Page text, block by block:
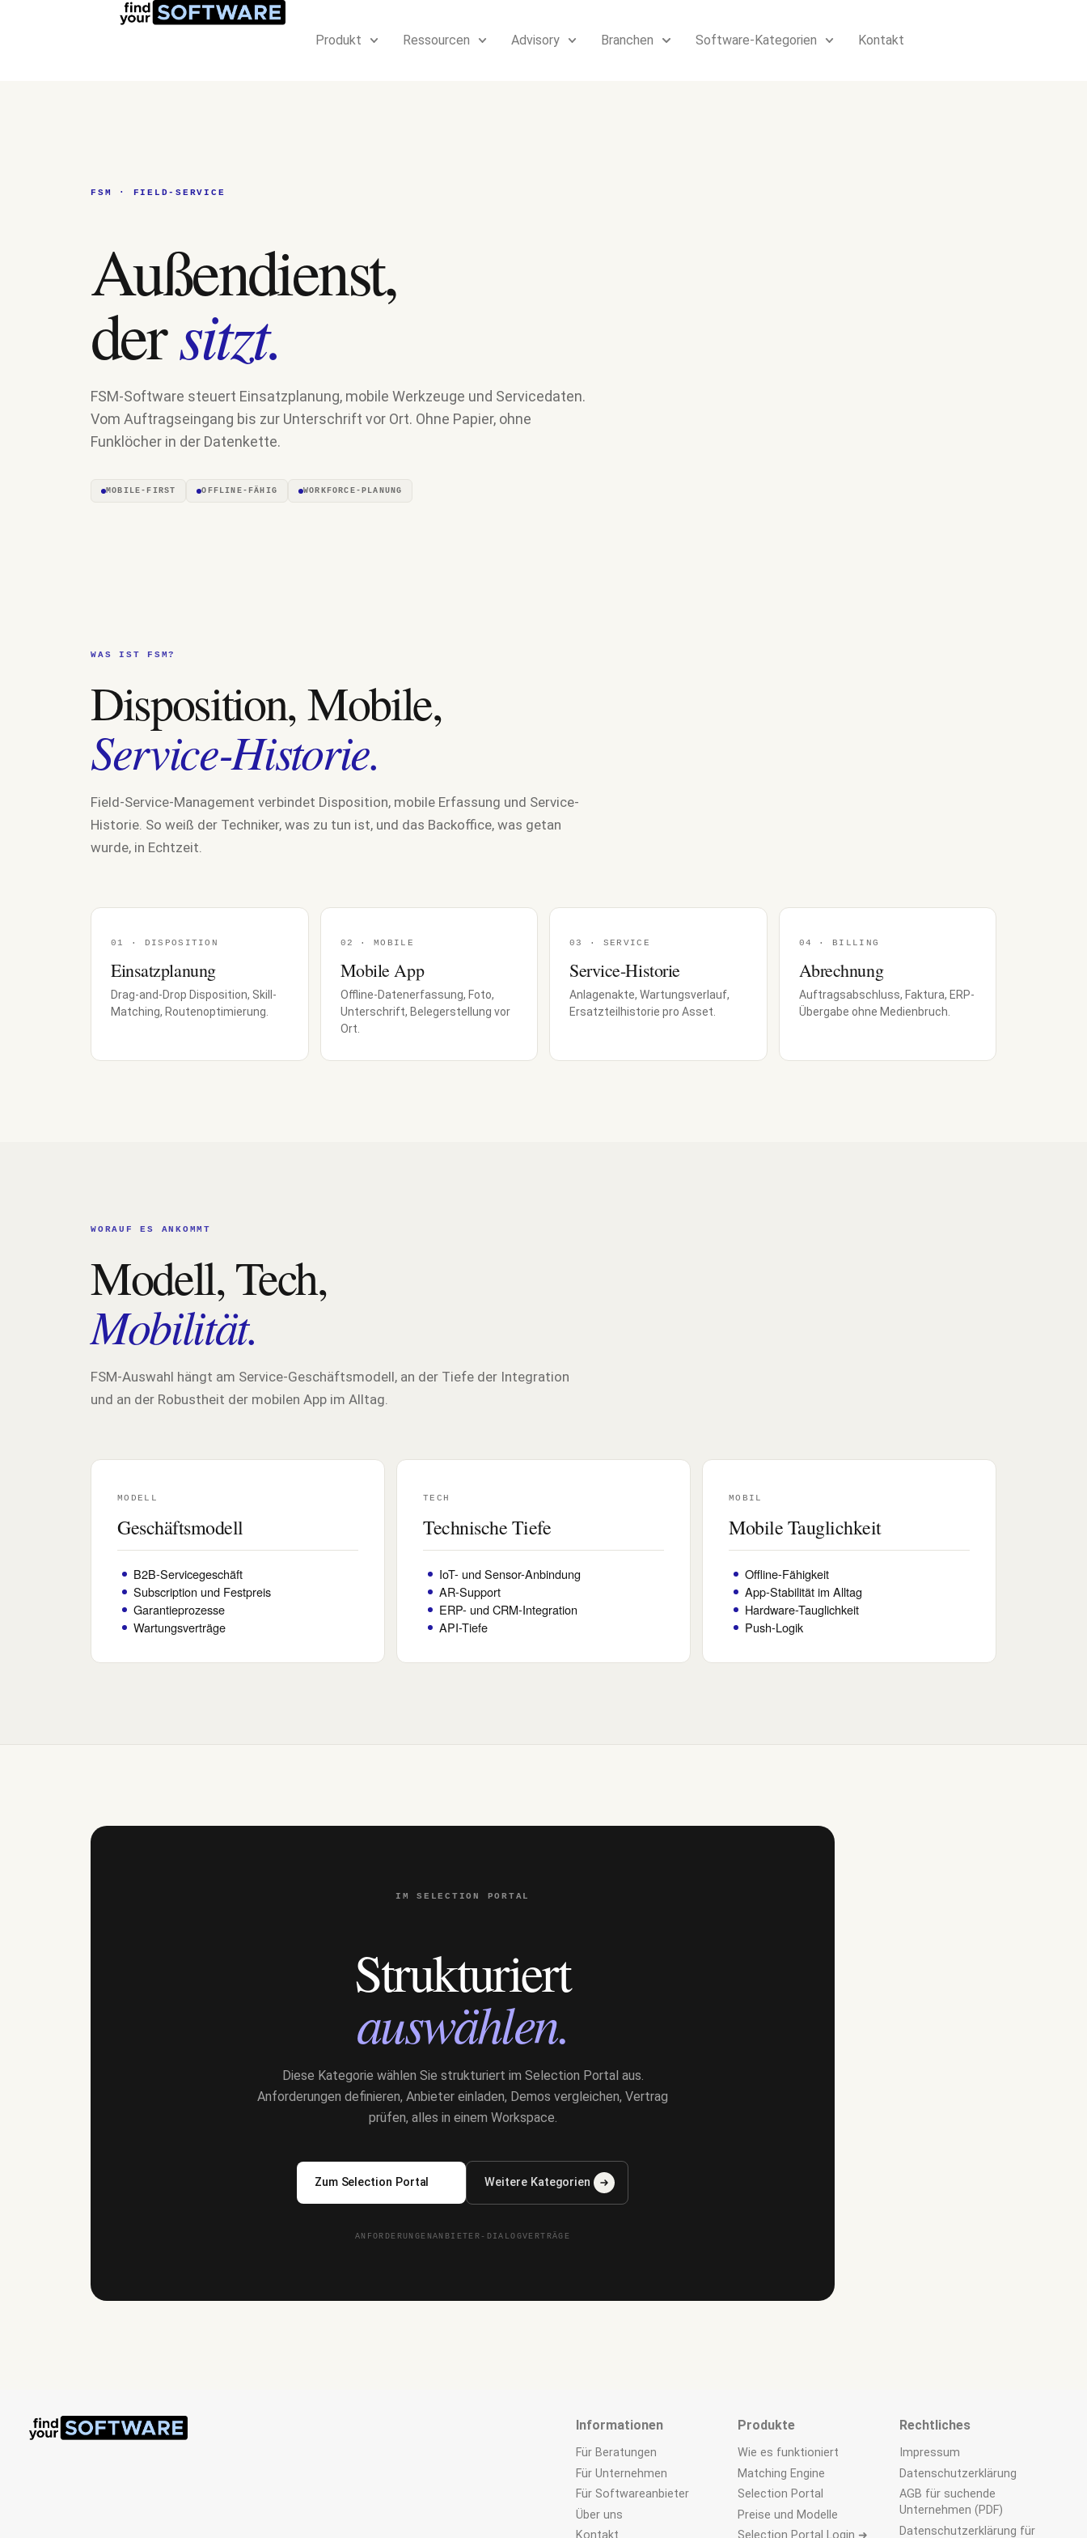
Produkt Ressourcen Advisory Branchen Software-Kategorien Kontakt
FSM · FIELD-SERVICE
Außendienst,
dersitzt.
FSM-Software steuert Einsatzplanung, mobile Werkzeuge und Servicedaten.
Vom Auftragseingang bis zur Unterschrift vor Ort. Ohne Papier, ohne
Funklöcher in der Datenkette.
MOBILE-FIRST OFFLINE-FÄHIG WORKFORCE-PLANUNG
WAS IST FSM?
Disposition, Mobile,
Service-Historie.
Field-Service-Management verbindet Disposition, mobile Erfassung und Service-
Historie. So weiß der Techniker, was zu tun ist, und das Backoffice, was getan
wurde, in Echtzeit.
01 · DISPOSITION
Einsatzplanung
Drag-and-Drop Disposition, Skill-
Matching, Routenoptimierung.
02 · MOBILE
Mobile App
Offline-Datenerfassung, Foto,
Unterschrift, Belegerstellung vor
Ort.
03 · SERVICE
Service-Historie
Anlagenakte, Wartungsverlauf,
Ersatzteilhistorie pro Asset.
04 · BILLING
Abrechnung
Auftragsabschluss, Faktura, ERP-
Übergabe ohne Medienbruch.
WORAUF ES ANKOMMT
Modell, Tech,
Mobilität.
FSM-Auswahl hängt am Service-Geschäftsmodell, an der Tiefe der Integration
und an der Robustheit der mobilen App im Alltag.
MODELL
Geschäftsmodell
B2B-Servicegeschäft
Subscription und Festpreis
Garantieprozesse
Wartungsverträge
TECH
Technische Tiefe
IoT- und Sensor-Anbindung
AR-Support
ERP- und CRM-Integration
API-Tiefe
MOBIL
Mobile Tauglichkeit
Offline-Fähigkeit
App-Stabilität im Alltag
Hardware-Tauglichkeit
Push-Logik
IM SELECTION PORTAL
Strukturiert
auswählen.
Diese Kategorie wählen Sie strukturiert im Selection Portal aus.
Anforderungen definieren, Anbieter einladen, Demos vergleichen, Vertrag
prüfen, alles in einem Workspace.
Zum Selection Portal Weitere Kategorien
ANFORDERUNGENANBIETER-DIALOGVERTRÄGE
Informationen
Für Beratungen
Für Unternehmen
Für Softwareanbieter
Über uns
Produkte
Wie es funktioniert
Matching Engine
Selection Portal
Preise und Modelle
Rechtliches
Impressum
Datenschutzerklärung
AGB für suchende
Unternehmen (PDF)
Datenschutzerklärung für